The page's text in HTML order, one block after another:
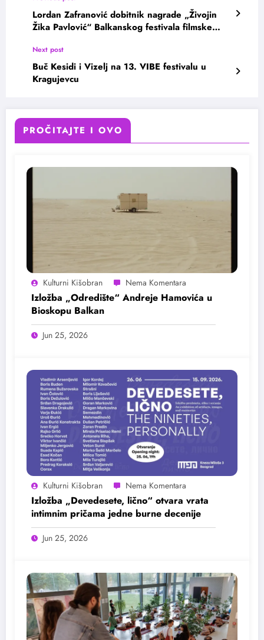
Lordan Zafranović dobitnik nagrade „Živojin
Žika Pavlović“ Balkanskog festivala filmske
Next post
Buč Kesidi i Vizelj na 13. VIBE festivalu u
Kragujevcu
PROČITAJTE I OVO
Kulturni Kišobran
Izložba „Odredište“ Andreje Hamovića u
Bioskopu Balkan
Jun 25, 2026
Kulturni Kišobran
Izložba „Devedesete, lično“ otvara vrata
intimnim pričama jedne burne decenije
Jun 25, 2026